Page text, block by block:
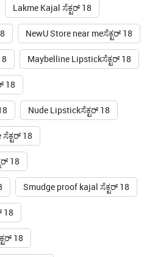
Lakme Kajal ಸೆಕ್ಟರ್ 18
NewU Store near meಸೆಕ್ಟರ್ 18
Maybelline Lipstickಸೆಕ್ಟರ್ 18
18
Nude Lipstickಸೆಕ್ಟರ್ 18
18
18
Smudge proof kajal ಸೆಕ್ಟರ್ 18
18
18